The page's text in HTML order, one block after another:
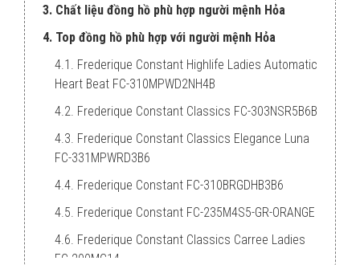
3. Chất liệu đồng hồ phù hợp người mệnh Hỏa
4. Top đồng hồ phù hợp với người mệnh Hỏa
4.1. Frederique Constant Highlife Ladies Automatic
Heart Beat FC-310MPWD2NH4B
4.2. Frederique Constant Classics FC-303NSR5B6B
4.3. Frederique Constant Classics Elegance Luna
FC-331MPWRD3B6
4.4. Frederique Constant FC-310BRGDHB3B6
4.5. Frederique Constant FC-235M4S5-GR-ORANGE
4.6. Frederique Constant Classics Carree Ladies
FC-200MC14